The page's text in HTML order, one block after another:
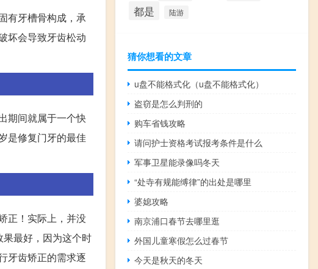
有牙槽骨构成，承
坏会导致牙齿松动
期间就属于一个快
是修复门牙的最佳
正！实际上，并没
最好，因为这个时
牙齿矫正的需求逐
都是 陆游
猜你想看的文章
u盘不能格式化（u盘不能格式化）
盗窃是怎么判刑的
购车省钱攻略
请问护士资格考试报考条件是什么
军事卫星能录像吗冬天
“处寺有规能缚律”的出处是哪里
婆媳攻略
南京浦口春节去哪里逛
外国儿童寒假怎么过春节
今天是秋天的冬天